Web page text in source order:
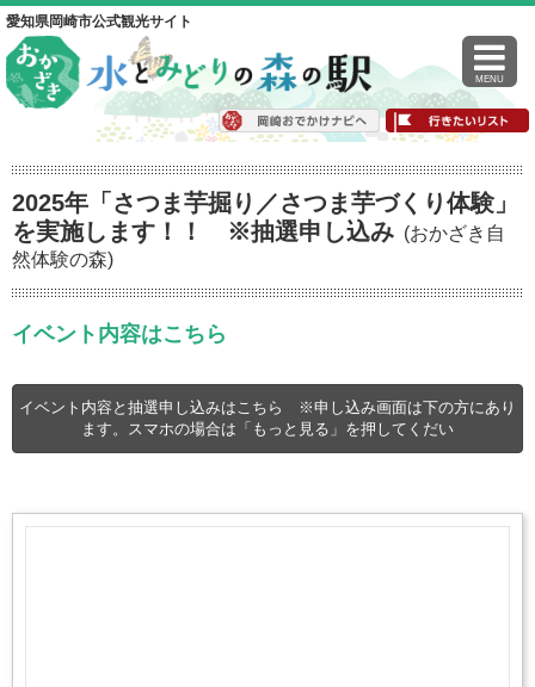
愛知県岡崎市公式観光サイト
MENU
2025年「さつま芋掘り／さつま芋づくり体験」
を実施します！！ ※抽選申し込み (おかざき自
然体験の森)
イベント内容はこちら
イベント内容と抽選申し込みはこちら ※申し込み画面は下の方にあり
ます。スマホの場合は「もっと見る」を押してくだい